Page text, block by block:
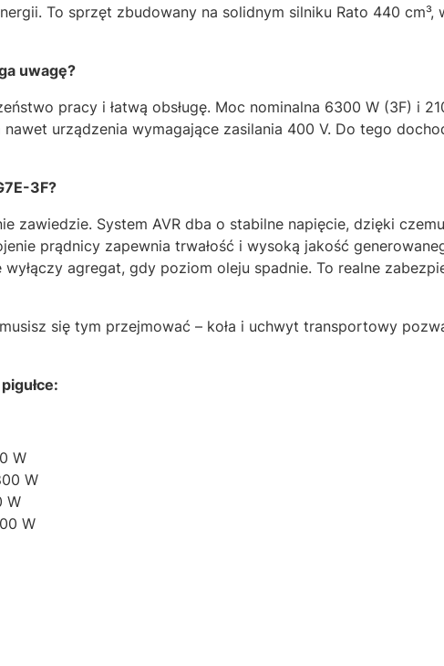
To sprzęt zbudowany na solidnym silniku Rato 440
uwagę?
pracy i łatwą obsługę. Moc nominalna 6300 W (3F) i
urządzenia wymagające zasilania 400 V. Do tego
3F?
zawiedzie. System AVR dba o stabilne napięcie, dzięki
prądnicy zapewnia trwałość i wysoką jakość
agregat, gdy poziom oleju spadnie. To realne
się tym przejmować – koła i uchwyt transportowy
W
W
W
W